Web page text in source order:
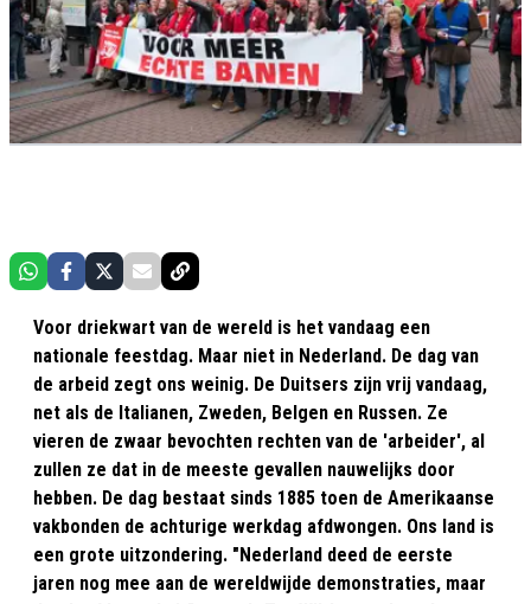
Voor driekwart van de wereld is het vandaag een
nationale feestdag. Maar niet in Nederland. De dag van
de arbeid zegt ons weinig. De Duitsers zijn vrij vandaag,
net als de Italianen, Zweden, Belgen en Russen. Ze
vieren de zwaar bevochten rechten van de 'arbeider', al
zullen ze dat in de meeste gevallen nauwelijks door
hebben. De dag bestaat sinds 1885 toen de Amerikaanse
vakbonden de achturige werkdag afdwongen. Ons land is
een grote uitzondering. "Nederland deed de eerste
jaren nog mee aan de wereldwijde demonstraties, maar